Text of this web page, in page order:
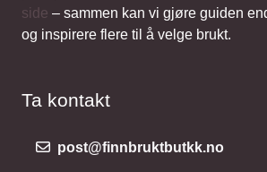
side – sammen kan vi gjøre guiden
og inspirere flere til å velge brukt.
Ta kontakt
post@finnbruktbutkk.no